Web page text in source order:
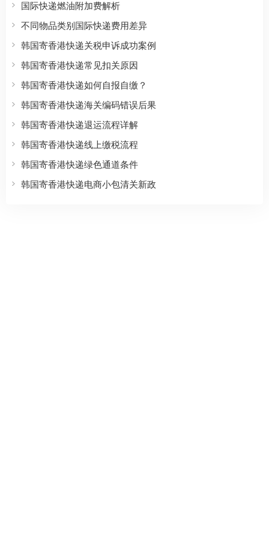
国际快递燃油附加费解析
不同物品类别国际快递费用差异
韩国寄香港快递关税申诉成功案例
韩国寄香港快递常见扣关原因
韩国寄香港快递如何自报自缴？
韩国寄香港快递海关编码错误后果
韩国寄香港快递退运流程详解
韩国寄香港快递线上缴税流程
韩国寄香港快递绿色通道条件
韩国寄香港快递电商小包清关新政